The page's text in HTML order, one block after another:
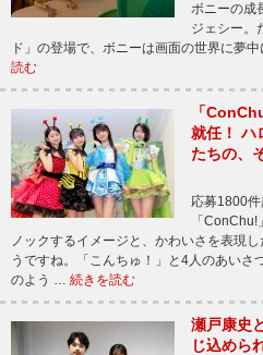
ボニーの成
ジェシー。
ド」の登場で、ボニーは画面の世界に夢
読む
「
就任！ ハ
たちの、
応募1800
「
ノックするイメージと、かわいさを表現
うですね。「こんちゅ！」と4人のあいさ
のよう … 続きを読む
瀬戸康史
じ込めら